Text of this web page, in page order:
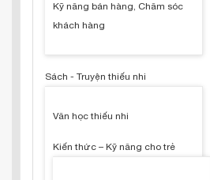
Kỹ năng bán hàng, Chăm sóc
khách hàng
Sách - Truyện thiếu nhi
Văn học thiếu nhi
Kiến thức – Kỹ năng cho trẻ